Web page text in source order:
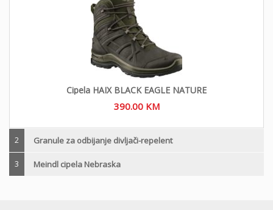
Cipela HAIX BLACK EAGLE NATURE
390.00 KM
2 Granule za odbijanje divljači-repelent
3 Meindl cipela Nebraska